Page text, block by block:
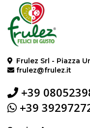
Frulez Srl - Piazza
frulez@frulez.it
+39
+39